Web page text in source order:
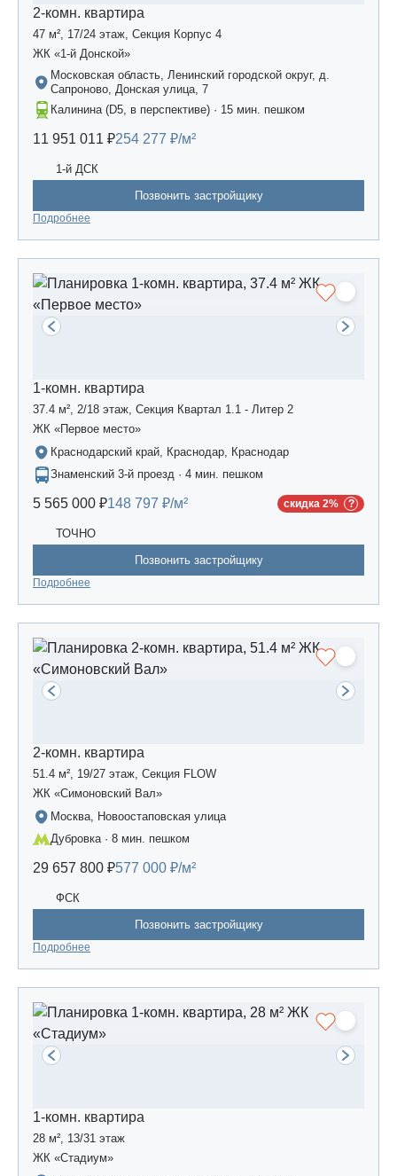
2-комн. квартира
47 м², 17/24 этаж, Секция Корпус 4
ЖК «1-й Донской»
Московская область, Ленинский городской округ, д.
Сапроново, Донская улица, 7
Калинина (D5, в перспективе) · 15 мин. пешком
11 951 011 ₽254 277 ₽/м²
1-й ДСК
Позвонить застройщику
Подробнее
1-комн. квартира
37.4 м², 2/18 этаж, Секция Квартал 1.1 - Литер 2
ЖК «Первое место»
Краснодарский край, Краснодар, Краснодар
Знаменский 3-й проезд · 4 мин. пешком
5 565 000 ₽148 797 ₽/м² скидка 2%
ТОЧНО
Позвонить застройщику
Подробнее
2-комн. квартира
51.4 м², 19/27 этаж, Секция FLOW
ЖК «Симоновский Вал»
Москва, Новоостаповская улица
Дубровка · 8 мин. пешком
29 657 800 ₽577 000 ₽/м²
ФСК
Позвонить застройщику
Подробнее
1-комн. квартира
28 м², 13/31 этаж
ЖК «Стадиум»